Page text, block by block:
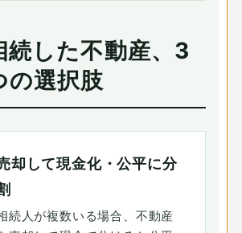
続した不動産、3
の選択肢
却して現金化・公平に分
続人が複数いる場合、不動産